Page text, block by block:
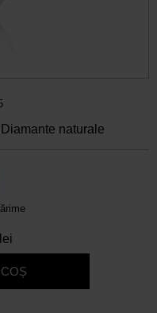
naturale
lei